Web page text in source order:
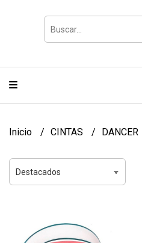
Inicio CINTAS DANCER